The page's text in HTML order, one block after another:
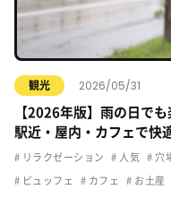
観光 2026/05/31
【2026年版】雨の日で
駅近・屋内・カフェで快
リラクゼーション 人気 穴
ビュッフェ カフェ お土産